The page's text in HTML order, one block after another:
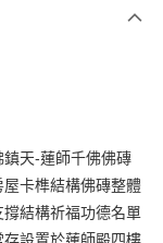
行
業銀行
業銀行
行
天-蓮師千佛佛磚
卡榫結構佛磚整體
結構祈福功德名單